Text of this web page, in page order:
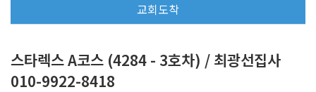
교회도착
스타렉스 A코스 (4284 - 3호차) / 최광선집사
010-9922-8418